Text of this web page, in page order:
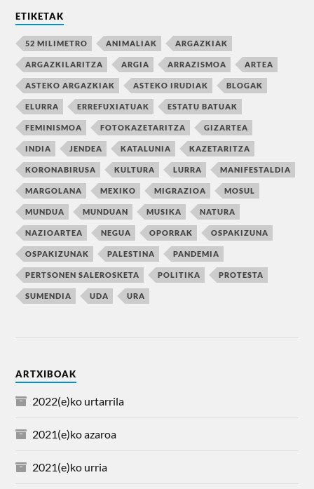
ETIKETAK
52 MILIMETRO ANIMALIAK ARGAZKIAK
ARGAZKILARITZA ARGIA ARRAZISMOA ARTEA
ASTEKO ARGAZKIAK ASTEKO IRUDIAK BLOGAK
ELURRA ERREFUXIATUAK ESTATU BATUAK
FEMINISMOA FOTOKAZETARITZA GIZARTEA
INDIA JENDEA KATALUNIA KAZETARITZA
KORONABIRUSA KULTURA LURRA MANIFESTALDIA
MARGOLANA MEXIKO MIGRAZIOA MOSUL
MUNDUA MUNDUAN MUSIKA NATURA
NAZIOARTEA NEGUA OPORRAK OSPAKIZUNA
OSPAKIZUNAK PALESTINA PANDEMIA
PERTSONEN SALEROSKETA POLITIKA PROTESTA
SUMENDIA UDA URA
ARTXIBOAK
2022(e)ko urtarrila
2021(e)ko azaroa
2021(e)ko urria